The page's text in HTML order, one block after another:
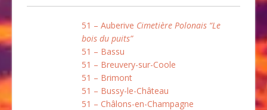
51 – Auberive Cimetière Polonais “Le
bois du puits”
51 – Bassu
51 – Breuvery-sur-Coole
51 – Brimont
51 – Bussy-le-Château
51 – Châlons-en-Champagne